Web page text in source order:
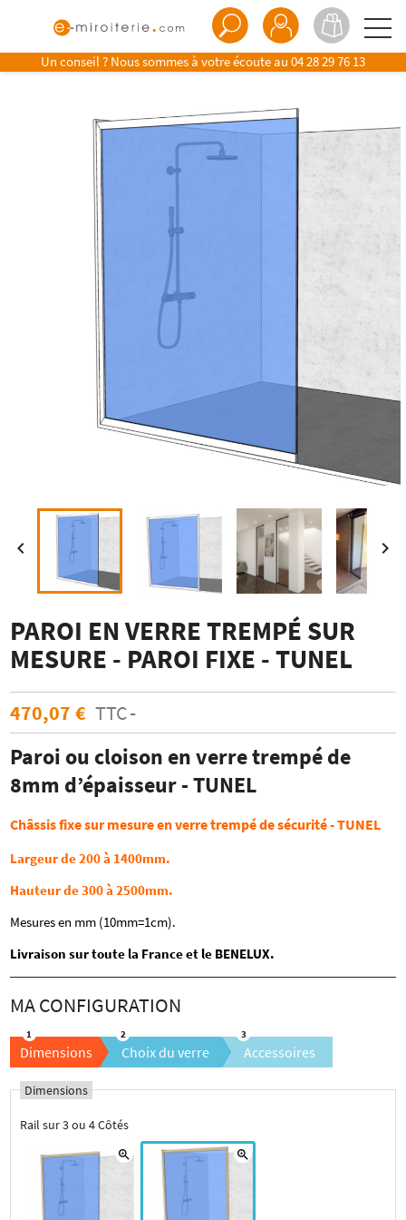
Un conseil ? Nous sommes à votre écoute au 04 28 29 76 13
 
PAROI EN VERRE TREMPÉ SUR
MESURE - PAROI FIXE - TUNEL
470,07 € TTC
Paroi ou cloison en verre trempé de
8mm d’épaisseur - TUNEL
Châssis fixe sur mesure en verre trempé de sécurité - TUNEL
Largeur de 200 à 1400mm.
Hauteur de 300 à 2500mm.
Mesures en mm (10mm=1cm).
Livraison sur toute la France et le BENELUX.
Dimensions Choix du verre Accessoires
Dimensions
Rail sur 3 ou 4 Côtés
zoom_in zoom_in